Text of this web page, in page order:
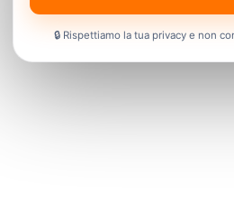
🔒 Rispettiamo la tua privacy e non